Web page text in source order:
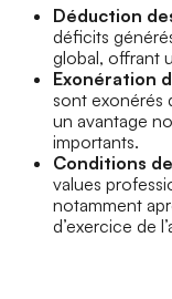
Déduction
déficits
global, offrant
Exonération
sont exonérés
un avantage
importants.
Conditions
values
notamment
d’exercice de